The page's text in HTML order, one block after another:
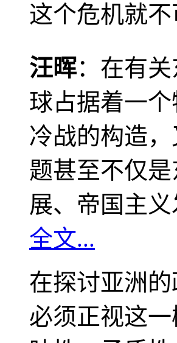
这个危机就
汪晖：在有
球占据着一
冷战的构造
题甚至不仅
展、帝国主
全文...
在探讨亚洲
必须正视这